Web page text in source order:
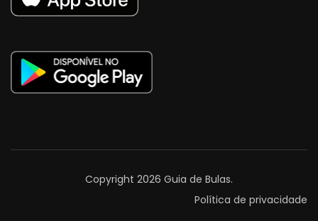
Copyright 2026 Guia de Bulas.
Política de privacidade